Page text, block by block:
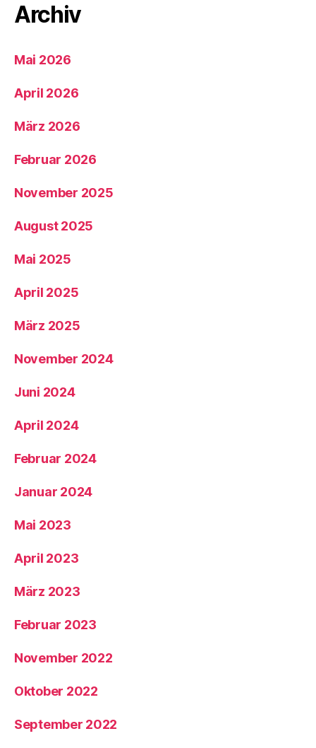
Archiv
Mai 2026
April 2026
März 2026
Februar 2026
November 2025
August 2025
Mai 2025
April 2025
März 2025
November 2024
Juni 2024
April 2024
Februar 2024
Januar 2024
Mai 2023
April 2023
März 2023
Februar 2023
November 2022
Oktober 2022
September 2022